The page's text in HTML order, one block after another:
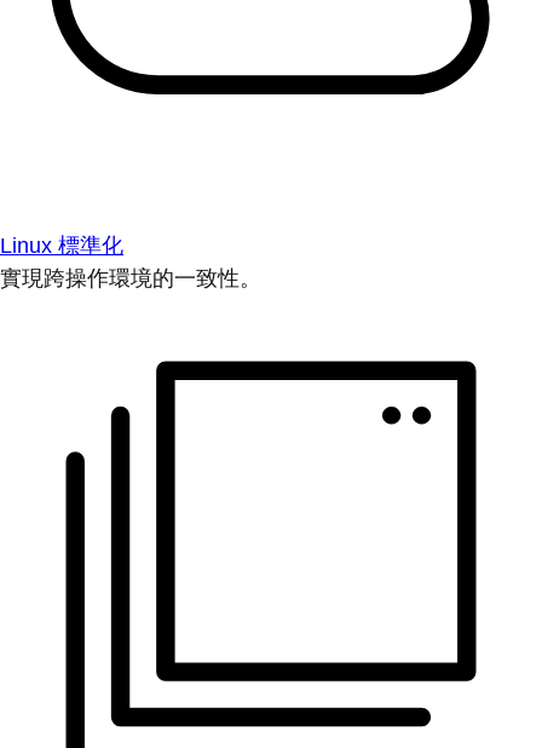
Linux 標準化
實現跨操作環境的一致性。